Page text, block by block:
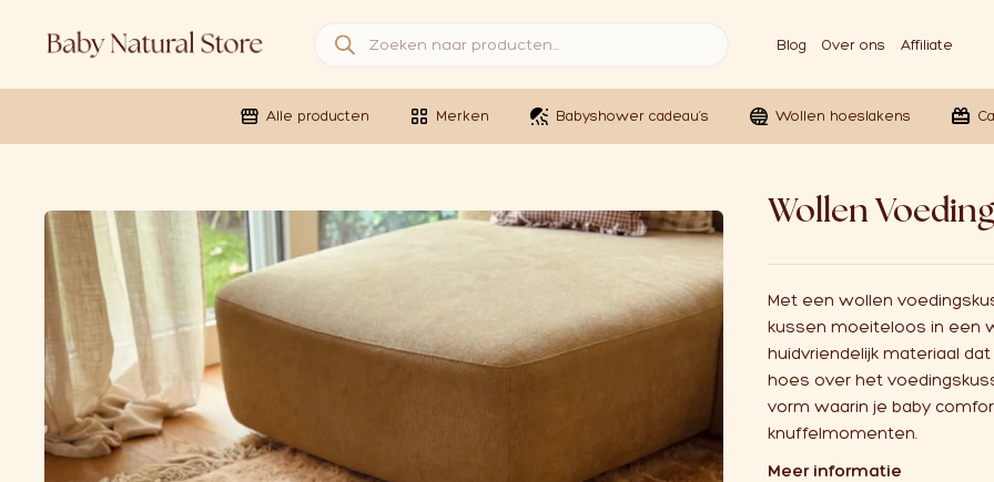
Blog
Over ons Affiliate
Alle producten Merken Babyshower cadeau’s Wollen hoeslakens
Wollen
Met een wollen
kussen moeiteloos in een
huidvriendelijk materiaal
hoes over het
vorm waarin je baby
knuffelmomenten.
Meer informatie